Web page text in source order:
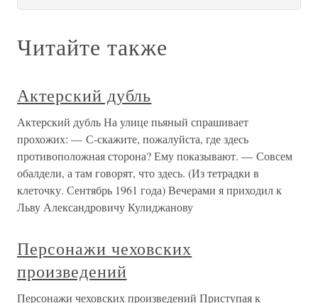
Читайте также
Актерский дубль
Актерский дубль На улице пьяный спрашивает
прохожих: — С-скажите, пожалуйста, где здесь
противоположная сторона? Ему показывают. — Совсем
обалдели, а там говорят, что здесь. (Из тетрадки в
клеточку. Сентябрь 1961 года) Вечерами я приходил к
Льву Александровичу Кулиджанову
Персонажи чеховских
произведений
Персонажи чеховских произведений Приступая к